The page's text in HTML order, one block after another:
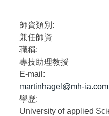
師資類別:
兼任師資
職稱:
專技助理教授
E-mail:
martinhagel@mh-ia.com
學歷:
University of applied